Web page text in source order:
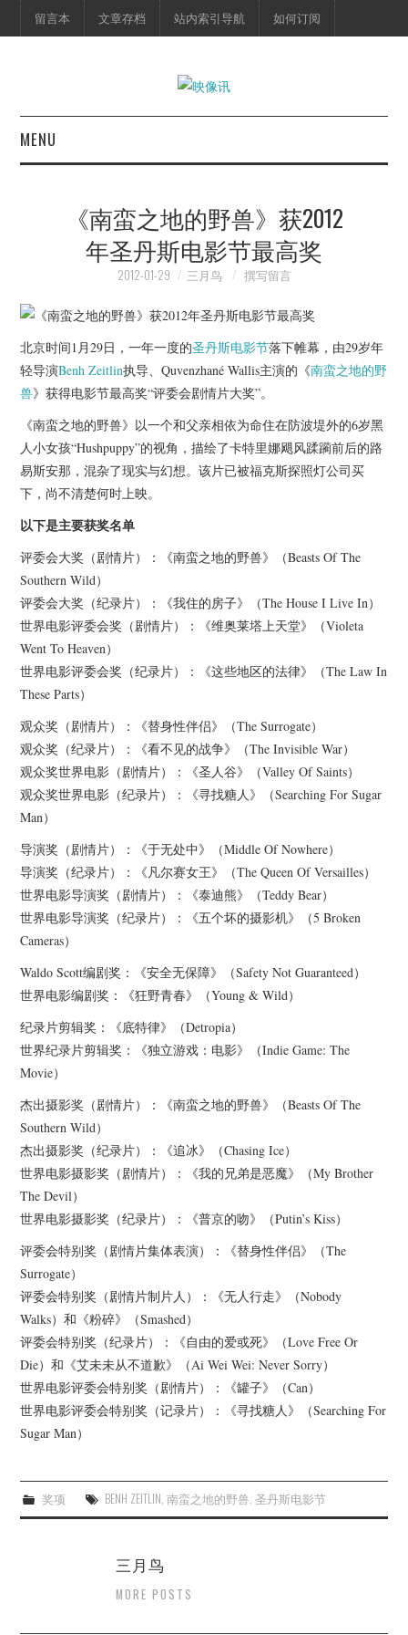
留言本 文章存档 站内索引导航 如何订阅
MENU
映像快讯
海报剧照
脱口秀
杂七杂八
美剧英剧
推荐电影
《南蛮之地的野兽》获2012
年圣丹斯电影节最高奖
2012-01-29 三月鸟 撰写留言
北京时间1月29日，一年一度的圣丹斯电影节落下帷幕，由29岁年
轻导演Benh Zeitlin执导、Quvenzhané Wallis主演的《南蛮之地的野
兽》获得电影节最高奖“评委会剧情片大奖”。
《南蛮之地的野兽》以一个和父亲相依为命住在防波堤外的6岁黑
人小女孩“Hushpuppy”的视角，描绘了卡特里娜飓风蹂躏前后的路
易斯安那，混杂了现实与幻想。该片已被福克斯探照灯公司买
下，尚不清楚何时上映。
以下是主要获奖名单
评委会大奖（剧情片）：《南蛮之地的野兽》（Beasts Of The
Southern Wild）
评委会大奖（纪录片）：《我住的房子》（The House I Live In）
世界电影评委会奖（剧情片）：《维奥莱塔上天堂》（Violeta
Went To Heaven）
世界电影评委会奖（纪录片）：《这些地区的法律》（The Law In
These Parts）
观众奖（剧情片）：《替身性伴侣》（The Surrogate）
观众奖（纪录片）：《看不见的战争》（The Invisible War）
观众奖世界电影（剧情片）：《圣人谷》（Valley Of Saints）
观众奖世界电影（纪录片）：《寻找糖人》（Searching For Sugar
Man）
导演奖（剧情片）：《于无处中》（Middle Of Nowhere）
导演奖（纪录片）：《凡尔赛女王》（The Queen Of Versailles）
世界电影导演奖（剧情片）：《泰迪熊》（Teddy Bear）
世界电影导演奖（纪录片）：《五个坏的摄影机》（5 Broken
Cameras）
Waldo Scott编剧奖：《安全无保障》（Safety Not Guaranteed）
世界电影编剧奖：《狂野青春》（Young & Wild）
纪录片剪辑奖：《底特律》（Detropia）
世界纪录片剪辑奖：《独立游戏：电影》（Indie Game: The
Movie）
杰出摄影奖（剧情片）：《南蛮之地的野兽》（Beasts Of The
Southern Wild）
杰出摄影奖（纪录片）：《追冰》（Chasing Ice）
世界电影摄影奖（剧情片）：《我的兄弟是恶魔》（My Brother
The Devil）
世界电影摄影奖（纪录片）：《普京的吻》（Putin’s Kiss）
评委会特别奖（剧情片集体表演）：《替身性伴侣》（The
Surrogate）
评委会特别奖（剧情片制片人）：《无人行走》（Nobody
Walks）和《粉碎》（Smashed）
评委会特别奖（纪录片）：《自由的爱或死》（Love Free Or
Die）和《艾未未从不道歉》（Ai Wei Wei: Never Sorry）
世界电影评委会特别奖（剧情片）：《罐子》（Can）
世界电影评委会特别奖（记录片）：《寻找糖人》（Searching For
Sugar Man）
奖项 BENH ZEITLIN, 南蛮之地的野兽, 圣丹斯电影节
三月鸟
MORE POSTS